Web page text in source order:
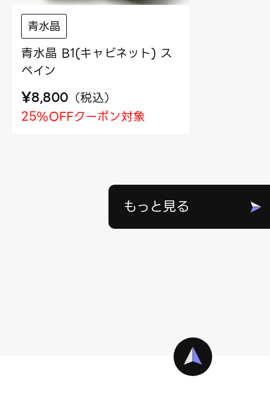
青水晶
青水晶 B1(キャビネット) ス
ペイン
¥8,800 （税込）
25%OFFクーポン対象
もっと見る